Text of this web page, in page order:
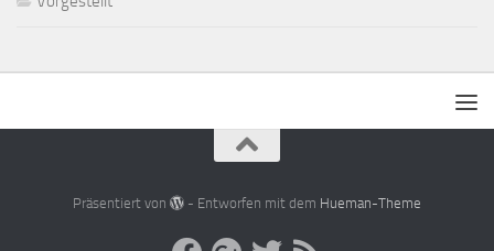
Präsentiert von - Entworfen mit dem Hueman-Theme